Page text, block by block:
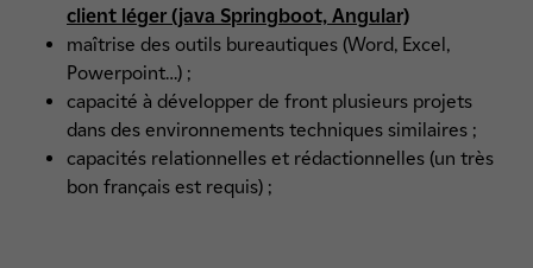
client léger (java Springboot, Angular)
maîtrise des outils bureautiques (Word, Excel,
Powerpoint…) ;
capacité à développer de front plusieurs projets
dans des environnements techniques similaires ;
capacités relationnelles et rédactionnelles (un très
bon français est requis) ;